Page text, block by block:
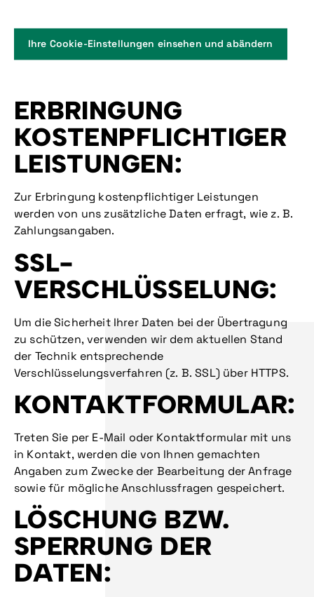
Ihre Cookie-Einstellungen einsehen und abändern
ERBRINGUNG
KOSTENPFLICHTIGER
LEISTUNGEN:
Zur Erbringung kostenpflichtiger Leistungen
werden von uns zusätzliche Daten erfragt, wie z. B.
Zahlungsangaben.
SSL-
VERSCHLÜSSELUNG:
Um die Sicherheit Ihrer Daten bei der Übertragung
zu schützen, verwenden wir dem aktuellen Stand
der Technik entsprechende
Verschlüsselungsverfahren (z. B. SSL) über HTTPS.
KONTAKTFORMULAR:
Treten Sie per E-Mail oder Kontaktformular mit uns
in Kontakt, werden die von Ihnen gemachten
Angaben zum Zwecke der Bearbeitung der Anfrage
sowie für mögliche Anschlussfragen gespeichert.
LÖSCHUNG BZW.
SPERRUNG DER
DATEN: